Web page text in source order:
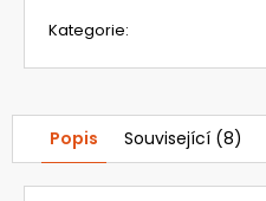
Kategorie:
Popis Související (8)
JAKUB
420